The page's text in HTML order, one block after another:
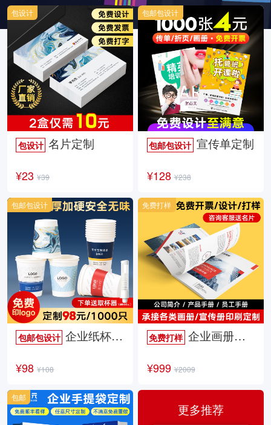
包设计 名片定制
¥23 ¥39
包设计
包邮包设计宣传单定制
¥128 ¥238
包邮包设计
包邮包设计 企业纸杯定制
¥98 ¥108
包邮包设计
免费打样企业画册定制
¥999 ¥2009
免费打样
包邮
更多推荐